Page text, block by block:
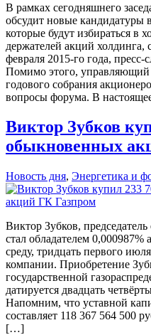
В рамках сегодняшнего
обсудит новые кандидатуры
которые будут избираться в
держателей акций холдинга,
февраля 2015-го года, пресс-
Помимо этого, управляющий
годового собрания
вопросы форума. В
Виктор Зубков
обыкновенных
Новость дня, Энергетика и
Виктор Зубков,
стал обладателем
среду, тридцать первого
компании. Приобретение
государственной
датируется двадцать
Напомним, что уставной
составляет 118 367 564 500
[…]